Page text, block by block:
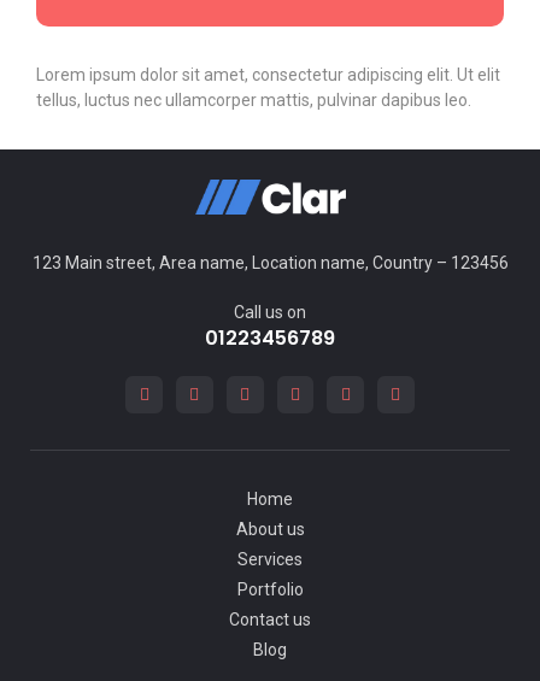
Lorem ipsum dolor sit amet, consectetur adipiscing elit. Ut elit
tellus, luctus nec ullamcorper mattis, pulvinar dapibus leo.
123 Main street, Area name, Location name, Country – 123456
Call us on
01223456789
Home
About us
Services
Portfolio
Contact us
Blog